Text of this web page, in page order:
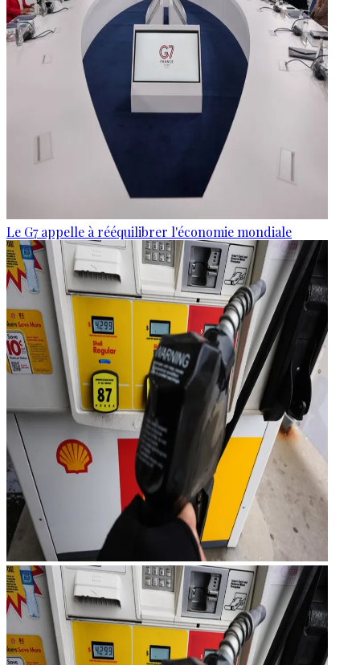
Le G7 appelle à rééquilibrer l'économie mondiale